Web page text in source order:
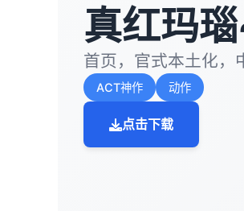
真红玛
首页，官式本土化，
ACT神作 动作
点击下载